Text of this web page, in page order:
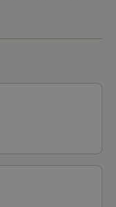
zo ver te gaan
kalfjes in de
lekker boek. Er is
zoals vissen,
meer Etang
Beauval en